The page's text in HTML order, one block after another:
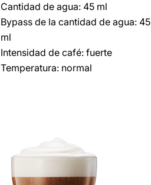
Cantidad de agua: 45 ml
Bypass de la cantidad de agua: 45
ml
Intensidad de café: fuerte
Temperatura: normal